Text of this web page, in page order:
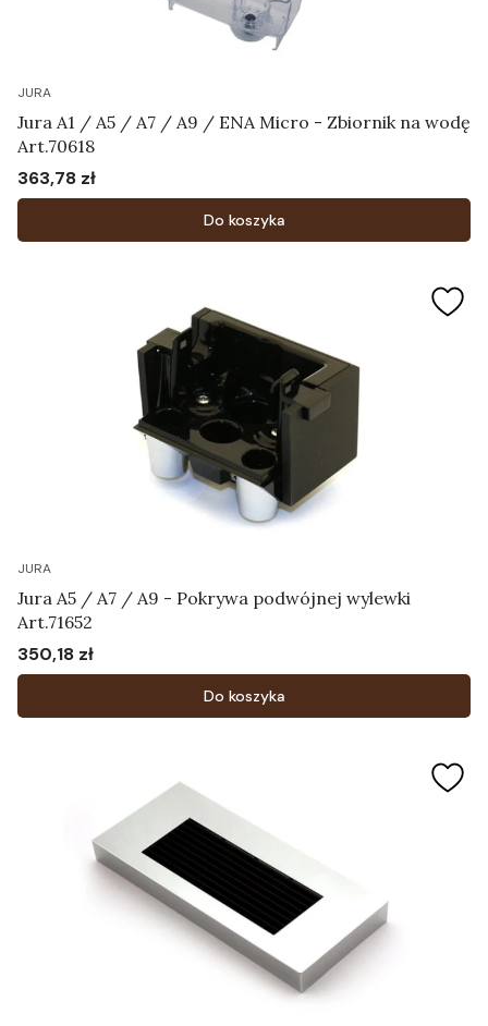
JURA
Jura A1 / A5 / A7 / A9 / ENA Micro - Zbiornik na wodę
Art.70618
Cena
363,78 zł
Do koszyka
JURA
Jura A5 / A7 / A9 - Pokrywa podwójnej wylewki
Art.71652
Cena
350,18 zł
Do koszyka